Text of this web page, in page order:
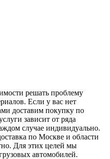
решать проблему
Если у вас нет
доставим покупку по
зависит от ряда
случае индивидуально.
по Москве и области
Для этих целей мы
автомобилей.